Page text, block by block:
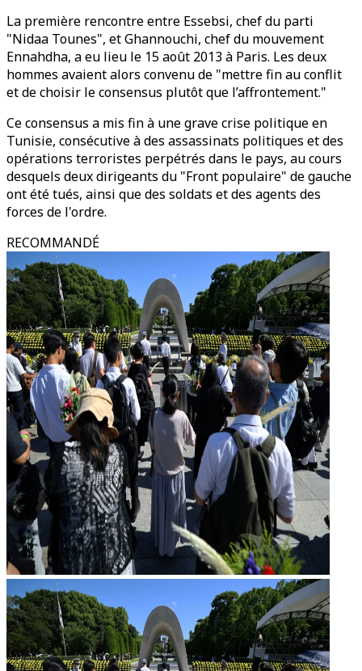
La première rencontre entre Essebsi, chef du parti
"Nidaa Tounes", et Ghannouchi, chef du mouvement
Ennahdha, a eu lieu le 15 août 2013 à Paris. Les deux
hommes avaient alors convenu de "mettre fin au conflit
et de choisir le consensus plutôt que l’affrontement."
Ce consensus a mis fin à une grave crise politique en
Tunisie, consécutive à des assassinats politiques et des
opérations terroristes perpétrés dans le pays, au cours
desquels deux dirigeants du "Front populaire" de gauche
ont été tués, ainsi que des soldats et des agents des
forces de l'ordre.
RECOMMANDÉ